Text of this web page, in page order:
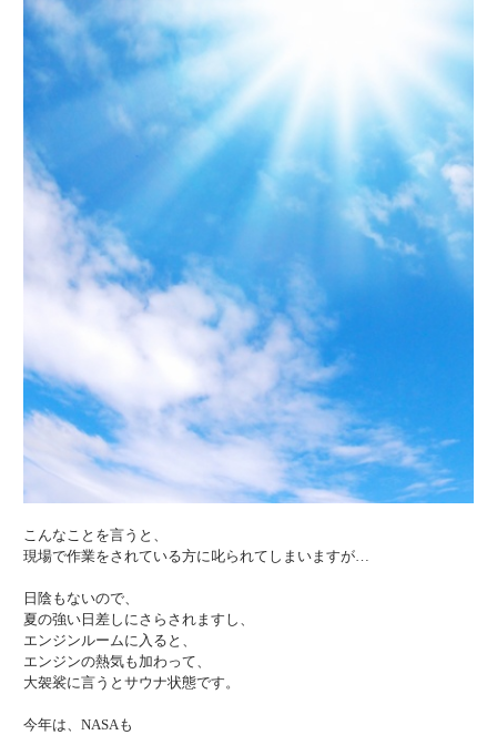
こんなことを言うと、
現場で作業をされている方に叱られてしまいますが…
日陰もないので、
夏の強い日差しにさらされますし、
エンジンルームに入ると、
エンジンの熱気も加わって、
大袈裟に言うとサウナ状態です。
今年は、NASAも